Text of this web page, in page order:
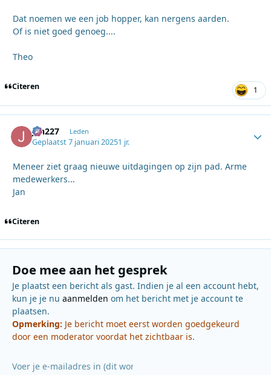
Dat noemen we een job hopper, kan nergens aarden.
Of is niet goed genoeg....
Theo
Citeren 1
jan227 Leden
Geplaatst7 januari 20251 jr.
Meneer ziet graag nieuwe uitdagingen op zijn pad. Arme
medewerkers...
Jan
Citeren
Doe mee aan het gesprek
Je plaatst een bericht als gast. Indien je al een account hebt,
kun je je nu aanmelden om het bericht met je account te
plaatsen.
Opmerking: Je bericht moet eerst worden goedgekeurd
door een moderator voordat het zichtbaar is.